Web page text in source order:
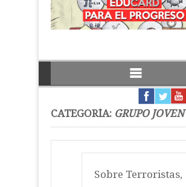
CATEGORÍA: GRUPO
Sobre Terroristas,